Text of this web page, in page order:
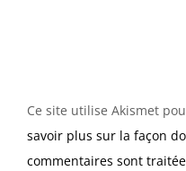
Ce site utilise Akismet
savoir plus sur la façon
commentaires sont